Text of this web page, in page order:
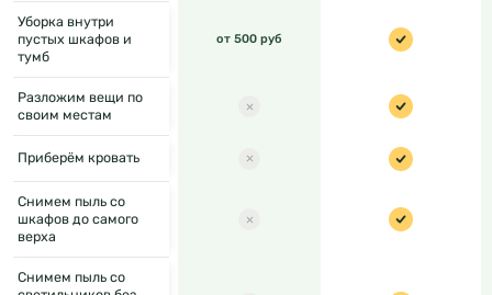
Уборка внутри
пустых шкафов и
тумб
от 500 руб
Разложим вещи по
своим местам
Приберём кровать
Снимем пыль со
шкафов до самого
верха
Снимем пыль со